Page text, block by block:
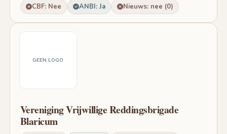
CBF: Nee ANBI: Ja Nieuws: nee (0)
GEEN LOGO
Vereniging Vrijwillige Reddingsbrigade
Blaricum